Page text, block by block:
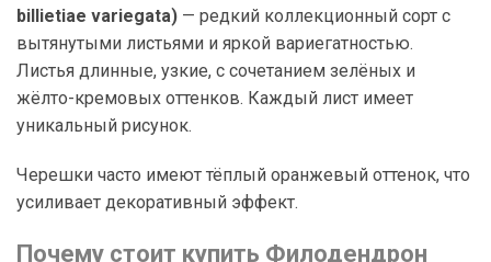
billietiae variegata) — редкий коллекционный сорт с
вытянутыми листьями и яркой вариегатностью.
Листья длинные, узкие, с сочетанием зелёных и
жёлто-кремовых оттенков. Каждый лист имеет
уникальный рисунок.
Черешки часто имеют тёплый оранжевый оттенок, что
усиливает декоративный эффект.
Почему стоит купить Филодендрон